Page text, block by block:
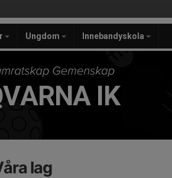
Ungdom Innebandyskola
IK
lag